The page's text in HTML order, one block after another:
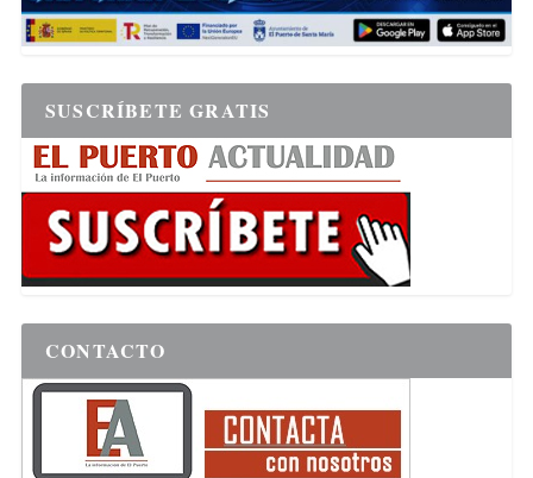
SUSCRÍBETE GRATIS
CONTACTO